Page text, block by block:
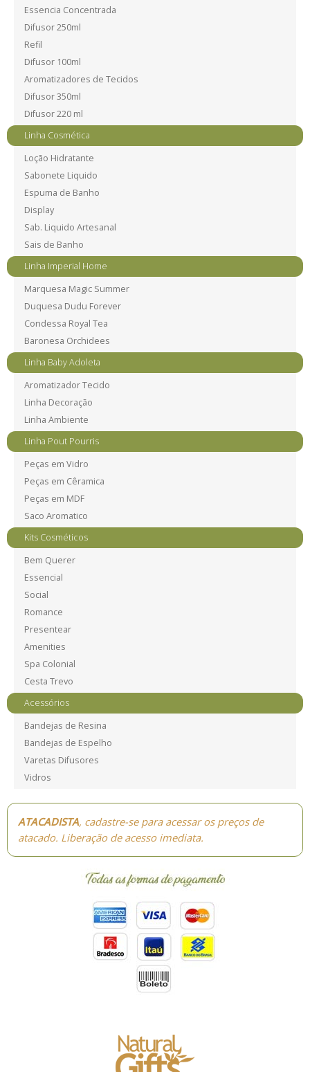
Essencia Concentrada
Difusor 250ml
Refil
Difusor 100ml
Aromatizadores de Tecidos
Difusor 350ml
Difusor 220 ml
Linha Cosmética
Loção Hidratante
Sabonete Liquido
Espuma de Banho
Display
Sab. Liquido Artesanal
Sais de Banho
Linha Imperial Home
Marquesa Magic Summer
Duquesa Dudu Forever
Condessa Royal Tea
Baronesa Orchidees
Linha Baby Adoleta
Aromatizador Tecido
Linha Decoração
Linha Ambiente
Linha Pout Pourris
Peças em Vidro
Peças em Cêramica
Peças em MDF
Saco Aromatico
Kits Cosméticos
Bem Querer
Essencial
Social
Romance
Presentear
Amenities
Spa Colonial
Cesta Trevo
Acessórios
Bandejas de Resina
Bandejas de Espelho
Varetas Difusores
Vidros
ATACADISTA, cadastre-se para acessar os preços de
atacado. Liberação de acesso imediata.